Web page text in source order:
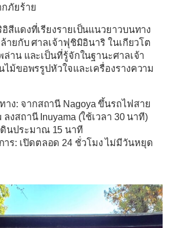
ภัยร้าย
สีแดงที่เรียงรายเป็นแนวยาวบนทาง
ายกับ ศาลเจ้าฟุชิมิอินาริ ในเกียวโต
าน และเป็นที่รู้จักในฐานะศาลเจ้า
ไม้ขอพรรูปหัวใจและเครื่องรางความ
าง: จากสถานี Nagoya ขึ้นรถไฟสาย
ลงสถานี Inuyama (ใช้เวลา 30 นาที)
นประมาณ 15 นาที
าร: เปิดตลอด 24 ชั่วโมง ไม่มีวันหยุด